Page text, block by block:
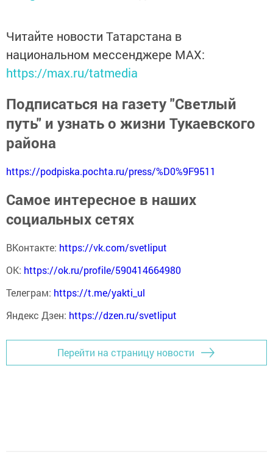
Читайте новости Татарстана в
национальном мессенджере MАХ:
https://max.ru/tatmedia
Подписаться на газету "Светлый
путь" и узнать о жизни Тукаевского
района
https://podpiska.pochta.ru/press/%D0%9F9511
Самое интересное в наших
социальных сетях
ВКонтакте: https://vk.com/svetliput
ОК: https://ok.ru/profile/590414664980
Телеграм: https://t.me/yakti_ul
Яндекс Дзен: https://dzen.ru/svetliput
Перейти на страницу новости